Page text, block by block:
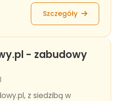
Szczegóły
- zabudowy
z siedzibą w